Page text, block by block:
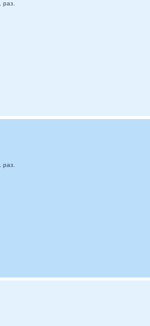
раз.
раз.